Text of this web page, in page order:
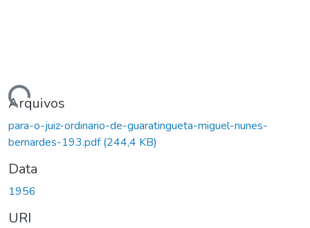
Carregando...
Arquivos
para-o-juiz-ordinario-de-guaratingueta-miguel-nunes-
bernardes-193.pdf(244,4 KB)
Data
1956
URI